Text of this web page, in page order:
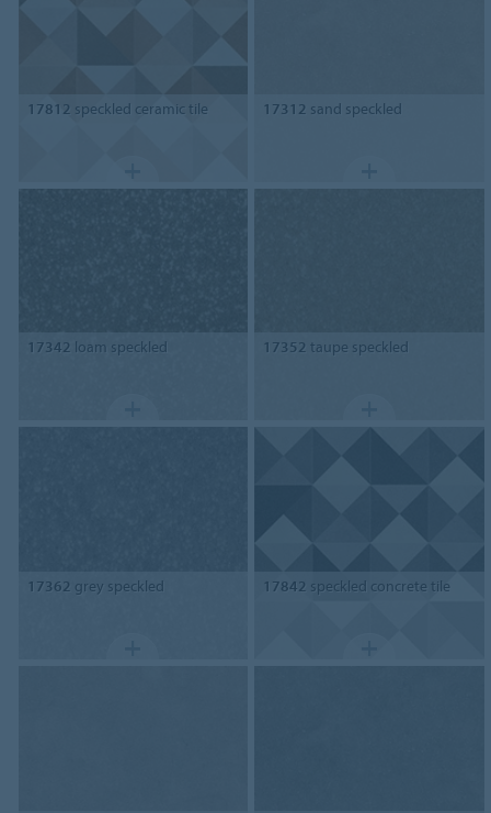
17812 speckled ceramic tile 17312 sand speckled
17342 loam speckled 17352 taupe speckled
17362 grey speckled 17842 speckled concrete tile